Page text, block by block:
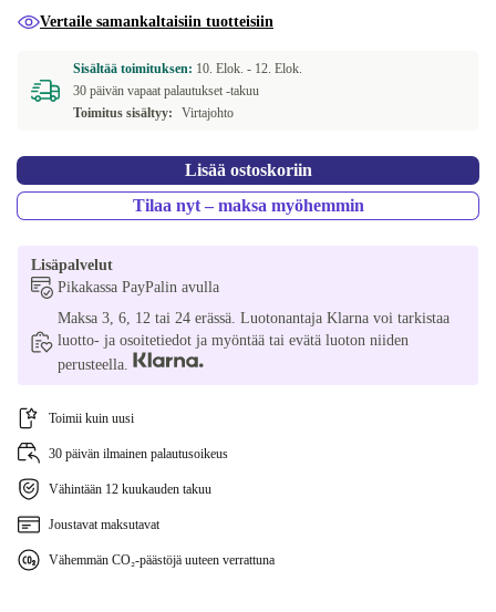
Vertaile samankaltaisiin tuotteisiin
Sisältää toimituksen: 10. Elok. - 12. Elok.
30 päivän vapaat palautukset -takuu
Toimitus sisältyy:
Virtajohto
Lisää ostoskoriin
Tilaa nyt – maksa myöhemmin
Lisäpalvelut
Pikakassa PayPalin avulla
Maksa 3, 6, 12 tai 24 erässä. Luotonantaja Klarna voi tarkistaa
luotto- ja osoitetiedot ja myöntää tai evätä luoton niiden
perusteella.
Toimii kuin uusi
30 päivän ilmainen palautusoikeus
Vähintään 12 kuukauden takuu
Joustavat maksutavat
Vähemmän CO₂-päästöjä uuteen verrattuna